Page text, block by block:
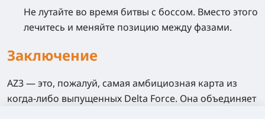
Не лутайте во время битвы с боссом. Вместо этого
лечитесь и меняйте позицию между фазами.
Заключение
AZ3 — это, пожалуй, самая амбициозная карта из
когда-либо выпущенных Delta Force. Она объединяет